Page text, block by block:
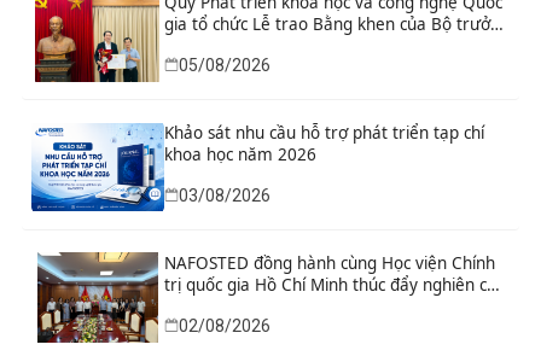
gia tổ chức Lễ trao Bằng khen của Bộ trưởng
nhân có thành tích xuất sắc
05/08/2026
Khảo sát nhu cầu hỗ trợ phát triển tạp chí
khoa học năm 2026
03/08/2026
NAFOSTED đồng hành cùng Học viện Chính
trị quốc gia Hồ Chí Minh thúc đẩy nghiên cứu
02/08/2026